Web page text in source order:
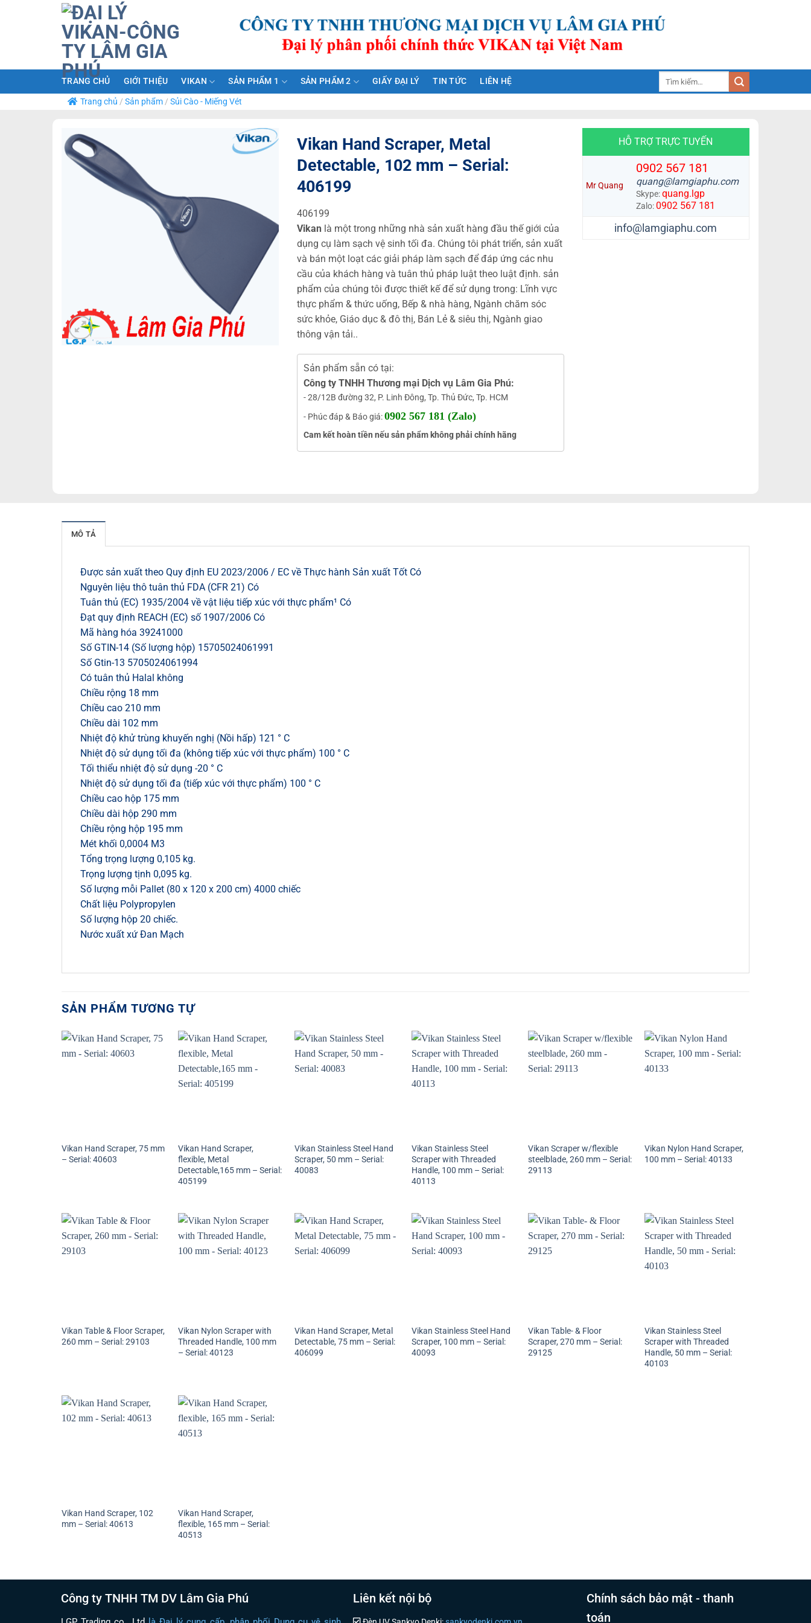
TRANG CHỦ GIỚI THIỆU VIKAN SẢN PHẨM 1 SẢN PHẨM 2 GIẤY ĐẠI LÝ TIN TỨC LIÊN HỆ
Trang chủ / Sản phẩm/ Sủi Cào - Miếng Vét
Vikan Hand Scraper, Metal
Detectable, 102 mm – Serial:
406199
406199
Vikan là một trong những nhà sản xuất hàng đầu thế giới của
dụng cụ làm sạch vệ sinh tối đa. Chúng tôi phát triển, sản xuất
và bán một loạt các giải pháp làm sạch để đáp ứng các nhu
cầu của khách hàng và tuân thủ pháp luật theo luật định. sản
phẩm của chúng tôi được thiết kế để sử dụng trong: Lĩnh vực
thực phẩm & thức uống, Bếp & nhà hàng, Ngành chăm sóc
sức khỏe, Giáo dục & đô thị, Bán Lẻ & siêu thị, Ngành giao
thông vận tải..
Sản phẩm sẵn có tại:
Công ty TNHH Thương mại Dịch vụ Lâm Gia Phú:
- 28/12B đường 32, P. Linh Đông, Tp. Thủ Đức, Tp. HCM
- Phúc đáp & Báo giá:0902 567 181 (Zalo)
Cam kết hoàn tiền nếu sản phẩm không phải chính hãng
HỖ TRỢ TRỰC TUYẾN
Mr Quang
0902 567 181
quang@lamgiaphu.com
Skype:quang.lgp
Zalo:0902 567 181
info@lamgiaphu.com
MÔ TẢ
Được sản xuất theo Quy định EU 2023/2006 / EC về Thực hành Sản xuất Tốt Có
Nguyên liệu thô tuân thủ FDA (CFR 21) Có
Tuân thủ (EC) 1935/2004 về vật liệu tiếp xúc với thực phẩm¹ Có
Đạt quy định REACH (EC) số 1907/2006 Có
Mã hàng hóa 39241000
Số GTIN-14 (Số lượng hộp) 15705024061991
Số Gtin-13 5705024061994
Có tuân thủ Halal không
Chiều rộng 18 mm
Chiều cao 210 mm
Chiều dài 102 mm
Nhiệt độ khử trùng khuyến nghị (Nồi hấp) 121 ° C
Nhiệt độ sử dụng tối đa (không tiếp xúc với thực phẩm) 100 ° C
Tối thiểu nhiệt độ sử dụng -20 ° C
Nhiệt độ sử dụng tối đa (tiếp xúc với thực phẩm) 100 ° C
Chiều cao hộp 175 mm
Chiều dài hộp 290 mm
Chiều rộng hộp 195 mm
Mét khối 0,0004 M3
Tổng trọng lượng 0,105 kg.
Trọng lượng tịnh 0,095 kg.
Số lượng mỗi Pallet (80 x 120 x 200 cm) 4000 chiếc
Chất liệu Polypropylen
Số lượng hộp 20 chiếc.
Nước xuất xứ Đan Mạch
SẢN PHẨM TƯƠNG TỰ
Vikan Hand Scraper, 75 mm
– Serial: 40603
Vikan Hand Scraper,
flexible, Metal
Detectable,165 mm – Serial:
405199
Vikan Stainless Steel Hand
Scraper, 50 mm – Serial:
40083
Vikan Stainless Steel
Scraper with Threaded
Handle, 100 mm – Serial:
40113
Vikan Scraper w/flexible
steelblade, 260 mm – Serial:
29113
Vikan Nylon Hand Scraper,
100 mm – Serial: 40133
Vikan Table & Floor Scraper,
260 mm – Serial: 29103
Vikan Nylon Scraper with
Threaded Handle, 100 mm
– Serial: 40123
Vikan Hand Scraper, Metal
Detectable, 75 mm – Serial:
406099
Vikan Stainless Steel Hand
Scraper, 100 mm – Serial:
40093
Vikan Table- & Floor
Scraper, 270 mm – Serial:
29125
Vikan Stainless Steel
Scraper with Threaded
Handle, 50 mm – Serial:
40103
Vikan Hand Scraper, 102
mm – Serial: 40613
Vikan Hand Scraper,
flexible, 165 mm – Serial:
40513
Công ty TNHH TM DV Lâm Gia Phú Liên kết nội bộ
Chính sách bảo mật - thanh
toán